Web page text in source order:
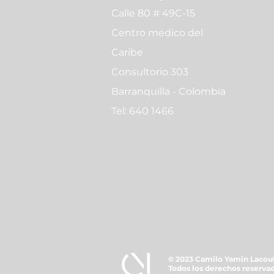
Calle 80 # 49C-15
Centro medico del
Caribe
Consultorio 303
Barranquilla - Colombia
Tel: 640 1466
© 2023 Camilo Yamin
Todos los derechos